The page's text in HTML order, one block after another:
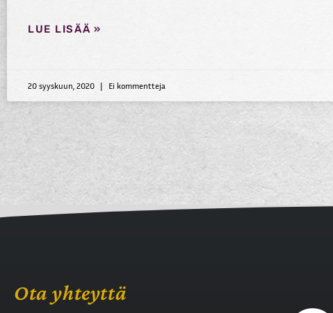
LUE LISÄÄ »
20 syyskuun, 2020 Ei kommentteja
Ota yhteyttä